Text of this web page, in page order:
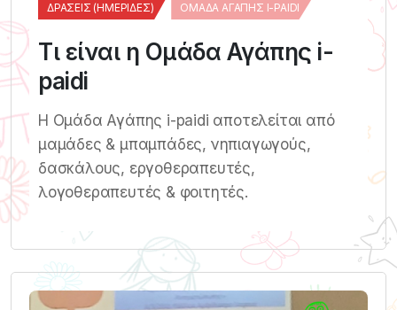
ΔΡΆΣΕΙΣ (ΗΜΕΡΊΔΕΣ) ΟΜΆΔΑ ΑΓΆΠΗΣ I-PAIDI
Τι είναι η Ομάδα Αγάπης i-
paidi
Η Ομάδα Αγάπης i-paidi αποτελείται από
μαμάδες & μπαμπάδες, νηπιαγωγούς,
δασκάλους, εργοθεραπευτές,
λογοθεραπευτές & φοιτητές.